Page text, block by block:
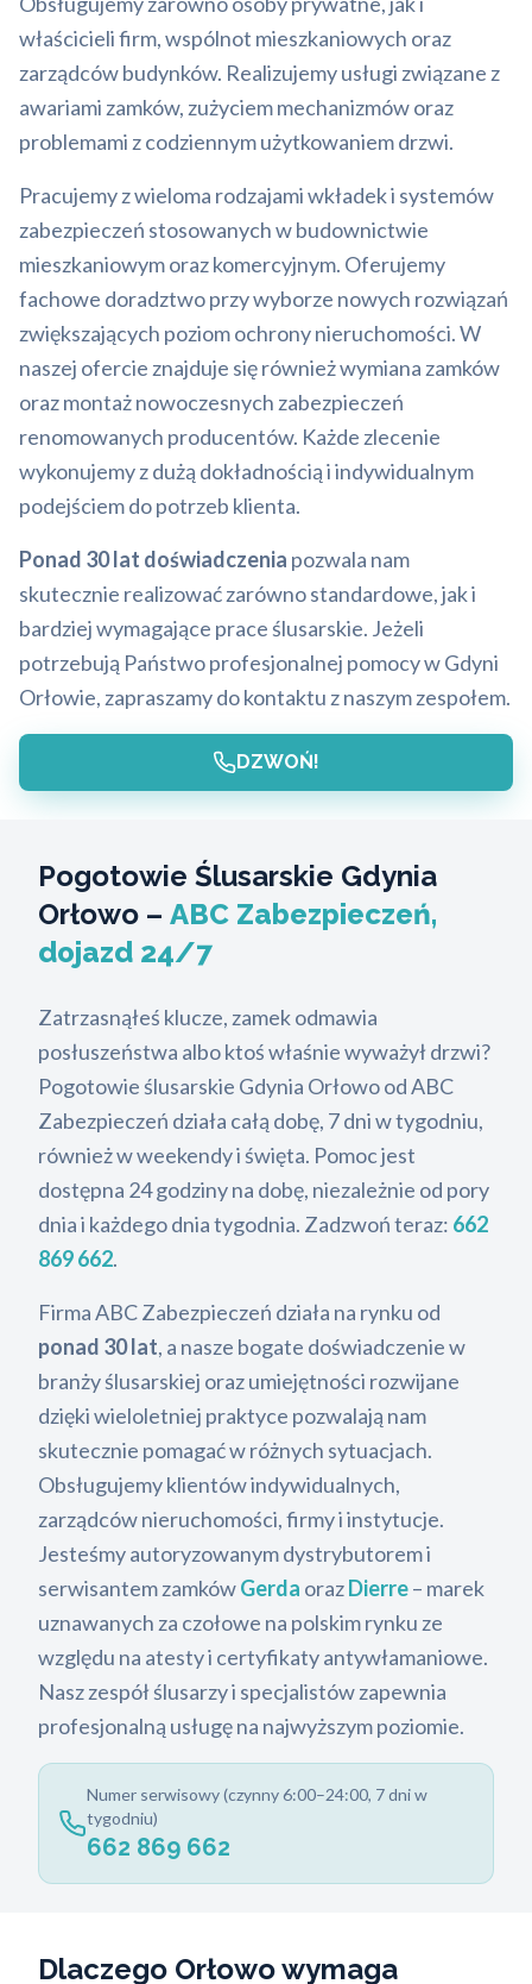
właścicieli firm, wspólnot mieszkaniowych oraz
zarządców budynków. Realizujemy usługi związane z
awariami zamków, zużyciem mechanizmów oraz
problemami z codziennym użytkowaniem drzwi.
Pracujemy z wieloma rodzajami wkładek i systemów
zabezpieczeń stosowanych w budownictwie
mieszkaniowym oraz komercyjnym. Oferujemy
fachowe doradztwo przy wyborze nowych rozwiązań
zwiększających poziom ochrony nieruchomości. W
naszej ofercie znajduje się również wymiana zamków
oraz montaż nowoczesnych zabezpieczeń
renomowanych producentów. Każde zlecenie
wykonujemy z dużą dokładnością i indywidualnym
podejściem do potrzeb klienta.
Ponad 30 lat doświadczenia pozwala nam
skutecznie realizować zarówno standardowe, jak i
bardziej wymagające prace ślusarskie. Jeżeli
potrzebują Państwo profesjonalnej pomocy w Gdyni
Orłowie, zapraszamy do kontaktu z naszym zespołem.
DZWOŃ!
Pogotowie Ślusarskie Gdynia
Orłowo – ABC Zabezpieczeń,
dojazd 24/7
Zatrzasnąłeś klucze, zamek odmawia
posłuszeństwa albo ktoś właśnie wyważył drzwi?
Pogotowie ślusarskie Gdynia Orłowo od ABC
Zabezpieczeń działa całą dobę, 7 dni w tygodniu,
również w weekendy i święta. Pomoc jest
dostępna 24 godziny na dobę, niezależnie od pory
dnia i każdego dnia tygodnia. Zadzwoń teraz: 662
869 662.
Firma ABC Zabezpieczeń działa na rynku od
ponad 30 lat, a nasze bogate doświadczenie w
branży ślusarskiej oraz umiejętności rozwijane
dzięki wieloletniej praktyce pozwalają nam
skutecznie pomagać w różnych sytuacjach.
Obsługujemy klientów indywidualnych,
zarządców nieruchomości, firmy i instytucje.
Jesteśmy autoryzowanym dystrybutorem i
serwisantem zamkówGerda orazDierre– marek
uznawanych za czołowe na polskim rynku ze
względu na atesty i certyfikaty antywłamaniowe.
Nasz zespół ślusarzy i specjalistów zapewnia
profesjonalną usługę na najwyższym poziomie.
Numer serwisowy (czynny 6:00–24:00, 7 dni w
tygodniu)
662 869 662
Dlaczego Orłowo wymaga